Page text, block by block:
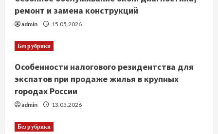
ремонт и замена конструкций
admin 15.05.2026
Без рубрики
Особенности налогового резидентства для
экспатов при продаже жилья в крупных
городах России
admin 13.05.2026
Без рубрики